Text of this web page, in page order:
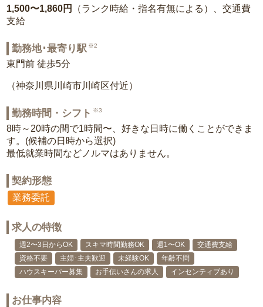
1,500〜1,860円
（ランク時給・指名有無による）、交通費
支給
勤務地･最寄り駅 ※2
東門前 徒歩5分
（神奈川県川崎市川崎区付近）
勤務時間・シフト ※3
8時～20時の間で1時間〜、好きな日時に働くことができま
す。(候補の日時から選択)
最低就業時間などノルマはありません。
契約形態
業務委託
求人の特徴
週2〜3日からOK スキマ時間勤務OK 週1〜OK
交通費支給
資格不要
主婦･主夫歓迎 未経験OK
年齢不問
ハウスキーパー募集
お手伝いさんの求人 インセンティブあり
お仕事内容